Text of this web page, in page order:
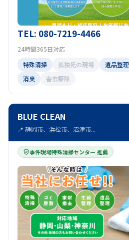
TEL: 080-7219-4466
24時間365日対応
特殊清掃
孤独死の現場 遺品整理
消臭
害虫駆除
BLUE CLEAN
📍 静岡市、浜松市、沼津市...
事件現場特殊清掃センター 推薦